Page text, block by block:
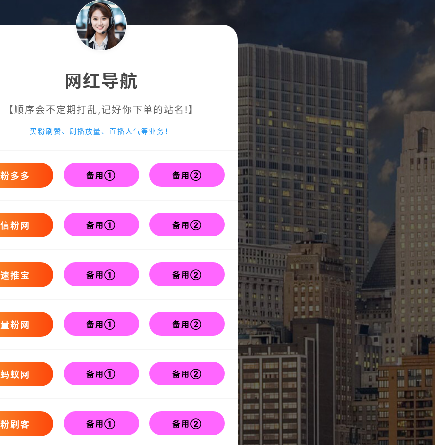
网红导航
【顺序会不定期打乱,记好你下单的站名!】
买粉刷赞、刷播放量、直播人气等业务！
粉多多 备用① 备用②
信粉网 备用① 备用②
速推宝 备用① 备用②
量粉网 备用① 备用②
蚂蚁网 备用① 备用②
粉刷客 备用① 备用②